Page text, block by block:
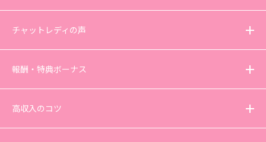
チャットレディの声
報酬・特典ボーナス
高収入のコツ